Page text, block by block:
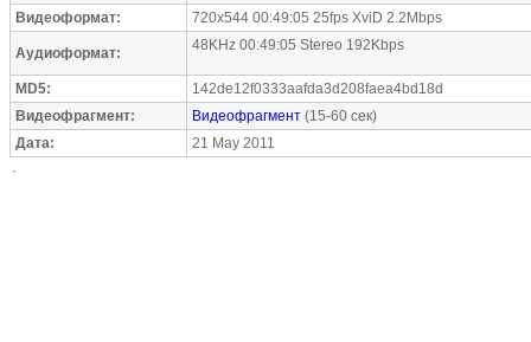
Видеоформат:
720x544 00:49:05 25fps XviD 2.2Mbps
Аудиоформат: 48KHz 00:49:05 Stereo 192Kbps
MD5:
142de12f0333aafda3d208faea4bd18d
Видеофрагмент:
Видеофрагмент (15-60 сек)
Дата:
21 May 2011